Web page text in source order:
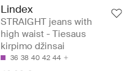
Lindex
STRAIGHT jeans with
high waist - Tiesaus
kirpimo džinsai
36 38 40 42 44